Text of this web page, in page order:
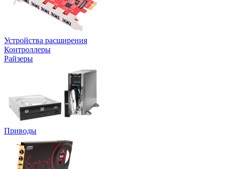
Устройства расширения
Контроллеры
Райзеры
Приводы